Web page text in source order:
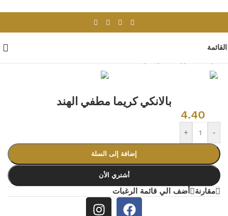
القائمة
بالانكي كريما مطفي الهند
4.40
-
+
إضافة إلى السلة
أشتري الأن
مقارنة أضف الي قائمة الرغبات